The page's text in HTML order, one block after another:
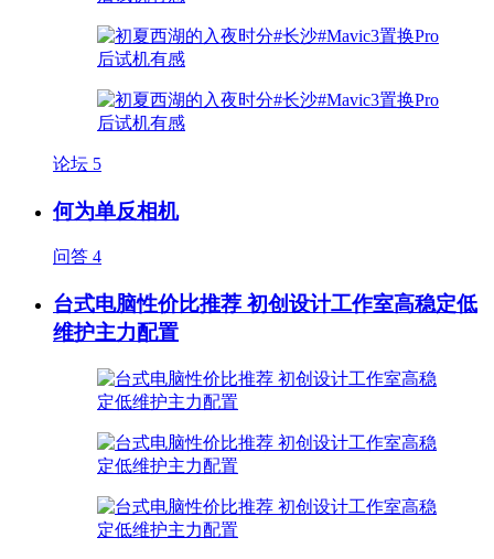
论坛 5
何为单反相机
问答 4
台式电脑性价比推荐 初创设计工作室高稳定低
维护主力配置